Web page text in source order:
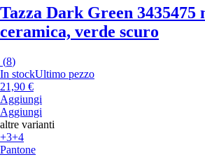
Tazza Dark Green 3435475
ceramica, verde scuro
(8)
In stockUltimo pezzo
21,90 €
Aggiungi
Aggiungi
altre varianti
+3+4
Pantone